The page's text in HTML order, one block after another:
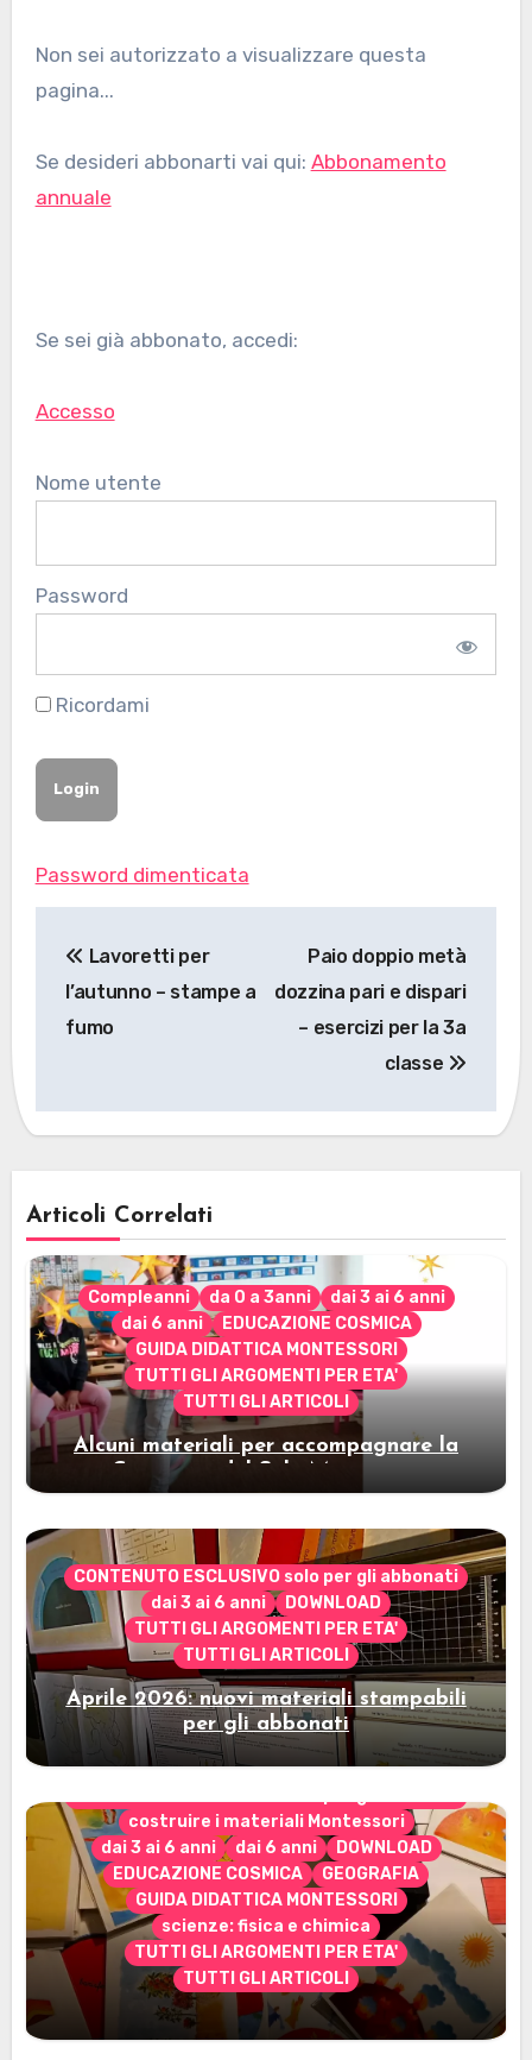
Non sei autorizzato a visualizzare questa
pagina...
Se desideri abbonarti vai qui: Abbonamento
annuale
Se sei già abbonato, accedi:
Accesso
Nome utente
Password
Ricordami
Password dimenticata
articoli
Lavoretti per
l’autunno – stampe a
fumo
Paio doppio metà
dozzina pari e dispari
– esercizi per la 3a
classe
Articoli Correlati
Compleanni da 0 a 3anni
dai 3 ai 6 anni
dai 6 anni
EDUCAZIONE COSMICA
GUIDA DIDATTICA MONTESSORI
TUTTI GLI ARGOMENTI PER ETA'
TUTTI GLI ARTICOLI
Alcuni materiali per accompagnare la
Cerimonia del Sole Montessori
CONTENUTO ESCLUSIVO solo per gli abbonati
dai 3 ai 6 anni
DOWNLOAD
TUTTI GLI ARGOMENTI PER ETA'
TUTTI GLI ARTICOLI
Aprile 2026: nuovi materiali stampabili
per gli abbonati
costruire i materiali Montessori
dai 3 ai 6 anni
dai 6 anni
DOWNLOAD
EDUCAZIONE COSMICA
GEOGRAFIA
GUIDA DIDATTICA MONTESSORI
scienze: fisica e chimica
TUTTI GLI ARGOMENTI PER ETA'
TUTTI GLI ARTICOLI
Marzo 2026: nuovi materiali stampabili
per gli abbonati